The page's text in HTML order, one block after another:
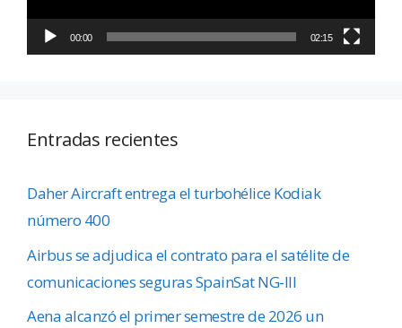
00:00 02:15
Entradas recientes
Daher Aircraft entrega el turbohélice Kodiak
número 400
Airbus se adjudica el contrato para el satélite de
comunicaciones seguras SpainSat NG-III
Aena alcanzó el primer semestre de 2026 un